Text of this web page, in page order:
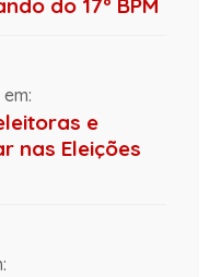
do 17º BPM
e
nas Eleições